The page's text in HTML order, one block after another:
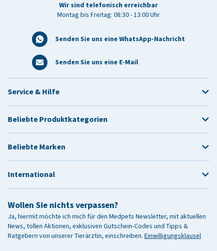
Wir sind telefonisch erreichbar
Montag bis Freitag: 08:30 - 13:00 Uhr
Senden Sie uns eine WhatsApp-Nachricht
Senden Sie uns eine E-Mail
Wollen Sie nichts verpassen?
Ja, hiermit möchte ich mich für den Medpets Newsletter, mit aktuellen
News, tollen Aktionen, exklusiven Gutschein-Codes und Tipps &
Ratgebern von unserer Tierärztin, einschreiben. Einwilligungsklausel
Service & Hilfe
Beliebte Produktkategorien
Beliebte Marken
International